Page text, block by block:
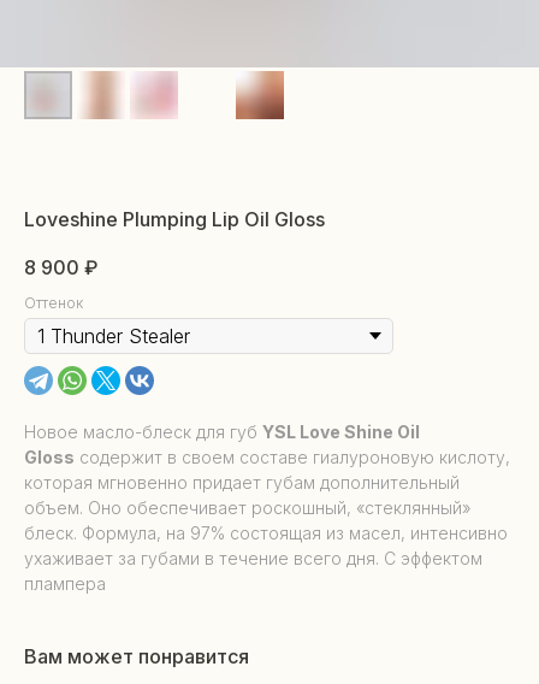
Loveshine Plumping Lip Oil Gloss
8 900 ₽
Оттенок
Новое масло-блеск для губ YSL Love Shine Oil
Gloss содержит в своем составе гиалуроновую кислоту,
которая мгновенно придает губам дополнительный
объем. Оно обеспечивает роскошный, «стеклянный»
блеск. Формула, на 97% состоящая из масел, интенсивно
ухаживает за губами в течение всего дня. С эффектом
плампера
Вам может понравится